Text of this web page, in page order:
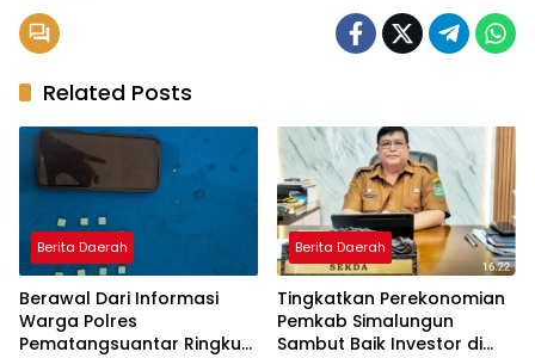
Related Posts
Berita Daerah
Berawal Dari Informasi
Warga Polres
Pematangsuantar Ringkus
Berita Daerah
Tingkatkan Perekonomian
Pemkab Simalungun
Sambut Baik Investor di